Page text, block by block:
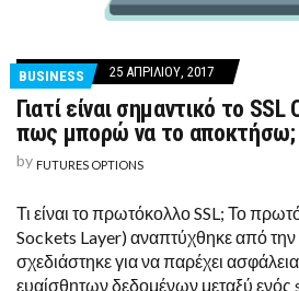
BUSINESS 25 ΑΠΡΙΛΊΟΥ, 2017
Γιατί είναι σημαντικό το SSL
πως μπορώ να το αποκτήσω;
by FUTURES OPTIONS
Τι είναι το πρωτόκολλο SSL; Το
Sockets Layer) αναπτύχθηκε από την
σχεδιάστηκε για να παρέχει
ευαίσθητων δεδομένων μεταξύ ενός